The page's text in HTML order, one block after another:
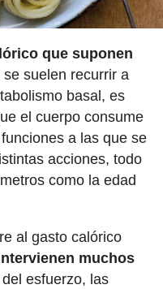
que suponen
se suelen recurrir a
basal, es
el cuerpo consume
a las que se
acciones, todo
como la edad
al gasto calórico
muchos
esfuerzo, las